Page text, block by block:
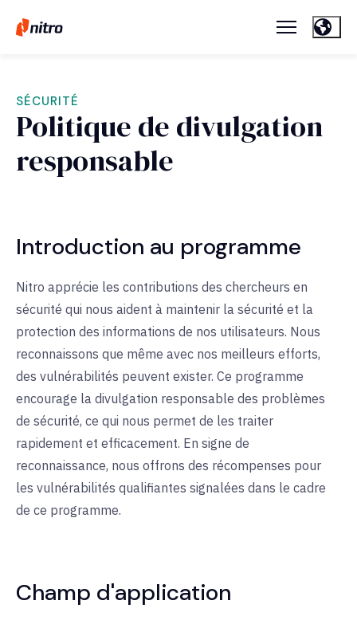
SÉCURITÉ
Politique de divulgation
responsable
Introduction au programme
Nitro apprécie les contributions des chercheurs en
sécurité qui nous aident à maintenir la sécurité et la
protection des informations de nos utilisateurs. Nous
reconnaissons que même avec nos meilleurs efforts,
des vulnérabilités peuvent exister. Ce programme
encourage la divulgation responsable des problèmes
de sécurité, ce qui nous permet de les traiter
rapidement et efficacement. En signe de
reconnaissance, nous offrons des récompenses pour
les vulnérabilités qualifiantes signalées dans le cadre
de ce programme.
Champ d'application